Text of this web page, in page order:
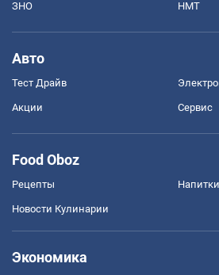
ЗНО НМТ
Авто
Тест Драйв
Акции Сервис
Food Oboz
Рецепты Напитки
Новости Кулинарии
Экономика